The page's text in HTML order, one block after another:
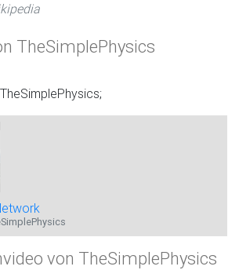
TheSimplePhysics
von TheSimplePhysics